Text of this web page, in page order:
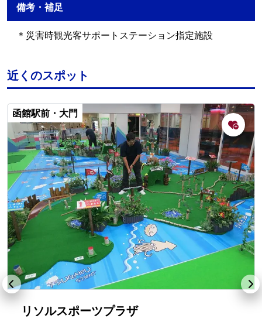
備考・補足
＊災害時観光客サポートステーション指定施設
近くのスポット
函館駅前・大門
リソルスポーツプラザ